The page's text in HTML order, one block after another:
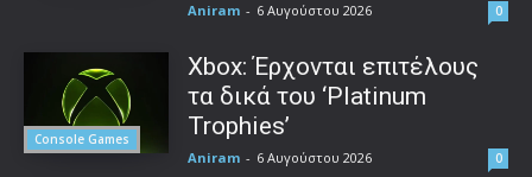
Aniram - 6 Αυγούστου 2026 0
Console Games
Xbox: Έρχονται επιτέλους
τα δικά του ‘Platinum
Trophies’
Aniram - 6 Αυγούστου 2026 0